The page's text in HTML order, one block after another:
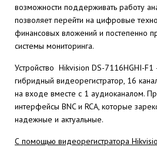
возможности поддерживать работу
позволяет перейти на цифровые
финансовых вложений и постепенно
системы мониторинга.
Устройство Hikvision DS-7116HGHI-
гибридный видеорегистратор, 16
на входе вместе с 1 аудиоканалом.
интерфейсы BNC и RCA, которые
надежные и актуальные.
С помощью видеорегистратора